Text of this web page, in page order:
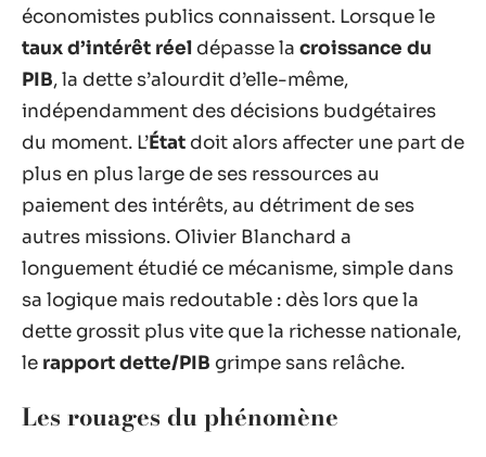
économistes publics connaissent. Lorsque le
taux d’intérêt réel dépasse la croissance du
PIB, la dette s’alourdit d’elle-même,
indépendamment des décisions budgétaires
du moment. L’État doit alors affecter une part de
plus en plus large de ses ressources au
paiement des intérêts, au détriment de ses
autres missions. Olivier Blanchard a
longuement étudié ce mécanisme, simple dans
sa logique mais redoutable : dès lors que la
dette grossit plus vite que la richesse nationale,
le rapport dette/PIB grimpe sans relâche.
Les rouages du phénomène